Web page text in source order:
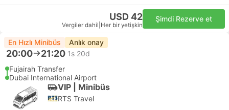
USD 42
Vergiler dahil Her bir yetişkin
Şimdi Rezerve et
En Hızlı Minibüs Anlık onay
20:00 21:20 1s 20d
Fujairah Transfer
Dubai International Airport
VIP | Minibüs
RTS Travel